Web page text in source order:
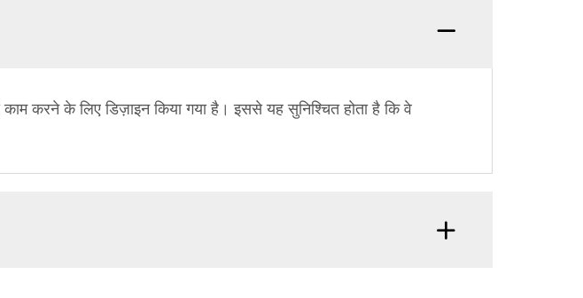
करने के लिए डिज़ाइन किया गया है। इससे यह सुनिश्चित होता है कि वे